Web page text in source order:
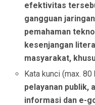
efektivitas
gangguan
pemahaman
kesenjangan
masyarakat,
Kata kunci (max. 80
pelayanan publik,
informasi dan e-